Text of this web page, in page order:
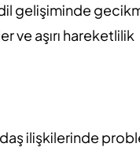
gelişiminde
ve aşırı hareketlilik
ilişkilerinde